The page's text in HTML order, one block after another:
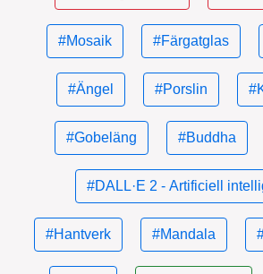
#Mosaik #Färgatglas
#Ängel #Porslin
#Gobeläng #Buddha
#DALL·E 2 - Artificiell
#Hantverk #Mandala